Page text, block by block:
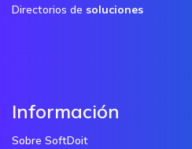
Directorios de soluciones
Información
Sobre SoftDoit